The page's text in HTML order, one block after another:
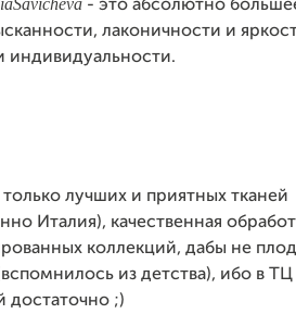
- это абсолютно
лаконичности и
индивидуальности.
лучших и приятных тканей
Италия), качественная
коллекций, дабы не
из детства), ибо в ТЦ
достаточно ;)